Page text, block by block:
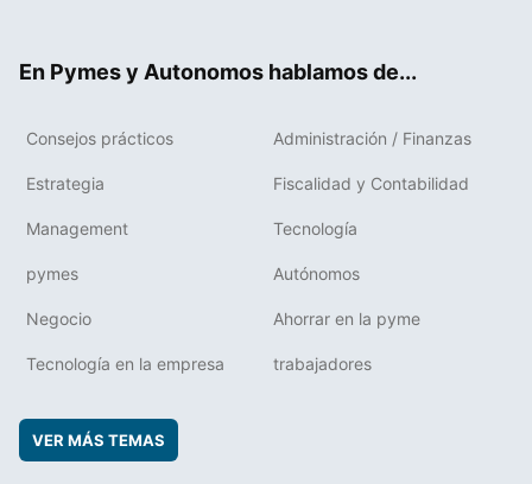
En Pymes y Autonomos hablamos de...
Consejos prácticos Administración / Finanzas
Estrategia Fiscalidad y Contabilidad
Management Tecnología
pymes Autónomos
Negocio Ahorrar en la pyme
Tecnología en la empresa trabajadores
VER MÁS TEMAS